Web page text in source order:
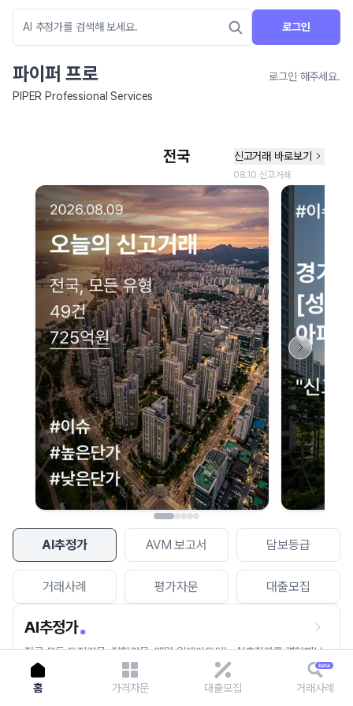
로그인
파이퍼 프로
로그인 해주세요.
PIPER Professional Services
AI추정가 AVM 보고서 담보등급
거래사례 평가자문 대출모집
AI추정가
전국 모든 토지건물, 집합건물, 매월 업데이트되는 AI추정가를 경험해보
세요.
네이버 지도 연결 안내
현재 네이버 지도 연결이 원활하지 않아 지도를 불러올 수 없습니다.
이용에 불편을 드려 죄송합니다.
다시 시도
홈 가격자문 대출모집 거래사례